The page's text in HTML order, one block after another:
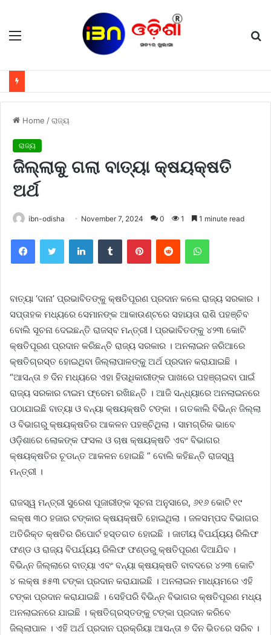
Menu
Home /ରାଜ୍ୟ
ରାଜ୍ୟ
ଜିଲ୍ଲାକୁ ଗଲା ବାତ୍ୟା କ୍ଷୟକ୍ଷତି
ଅର୍ଥ
ibn-odisha November 7, 2024 0 1 1 minute read
FacebookTwitter LinkedInTumblr PinterestReddit WhatsApp
ବାତ୍ୟା ‘ଦାନା’ ପ୍ରଭାବିତଙ୍କୁ କ୍ଷତିପୂରଣ ପ୍ରଦାନ କଲେ ରାଜ୍ୟ ସରକାର ।
ସପ୍ତାହକ ମଧ୍ୟରେ ସେମାନଙ୍କ ଆକାଉଣ୍ଟରେ ସହାୟତା ରାଶି ପହଞ୍ଚିବ
ବୋଲି ସୂଚନା ଦେଇଛନ୍ତି ରାଜସ୍ବ ମନ୍ତ୍ରୀ l ପ୍ରଭାବିତଙ୍କୁ ୪୨୩ କୋଟି
କ୍ଷତିପୂରଣ ପ୍ରଦାନ କରିଛନ୍ତି ରାଜ୍ୟ ସରକାର । ଅନଲାଇନ ଜରିଆରେ
କ୍ଷତିଗ୍ରସ୍ତ ହୋଇଥିବା ଜିଲ୍ଲାପାଳଙ୍କୁ ଅର୍ଥ ପ୍ରଦାନ କରାଯାଇଛି ।
“ଆସନ୍ତା ୭ ଦିନ ମଧ୍ୟରେ ଏହା ହିତାଧିକାରୀଙ୍କ ପାଖରେ ପହଞ୍ଚାଇବା ପାଇଁ
ରାଜ୍ୟ ସରକାର ଟାଇମ ଫ୍ରେମ ରଖିଛନ୍ତି । ଆଜି ସନ୍ଧ୍ୟାରେ ଅନଲାଇନରେ
ପଠାଯାଇଛି ବାତ୍ୟା ଓ ବନ୍ୟା କ୍ଷୟକ୍ଷତି ଟଙ୍କା । ଗତକାଲି ବିଭିନ୍ନ ଜିଲ୍ଲା
ଓ ବିଭାଗରୁ କ୍ଷୟକ୍ଷତିର ଆକଳନ ପହଞ୍ଚିଥିଲା । ସାମଗ୍ରିକ ଭାବେ
ଓଡି଼ଶାରେ ଲୋକଙ୍କ ଫସଲ ଓ ଚାଷ କ୍ଷୟକ୍ଷତି ଏବଂ ବିଭାଗର
କ୍ଷୟକ୍ଷତିର ଚୂଡାନ୍ତ ଆକଳନ ହୋଇଛି ” ବୋଲି କହିଛନ୍ତି ରାଜସ୍ୱ
ମନ୍ତ୍ରୀ ।
ରାଜସ୍ୱ ମନ୍ତ୍ରୀ ସୁରେଶ ପୂଜାରୀଙ୍କ ସୂଚନା ଅନୁସାରେ, ୬୧୬ କୋଟି ୧୯
ଲକ୍ଷ ୩୦ ହଜାର ଟଙ୍କାର କ୍ଷୟକ୍ଷତି ହୋଇଥିଲା । ଜଳସମ୍ପଦ ବିଭାଗର
ଅତିରିକ୍ତ କ୍ଷତିର ରିପୋର୍ଟ ହସ୍ତଗତ ହୋଇଛି । ଜାତୀୟ ବିପର୍ଯ୍ୟୟ ରିଲିଫ
ଫଣ୍ଡ ଓ ରାଜ୍ୟ ବିପର୍ଯ୍ୟୟ ରିଲିଫ ଫଣ୍ଡରୁ କ୍ଷତିପୂରଣ ଦିଆଯିବ ।
ବିଭିନ୍ନ ଜିଲ୍ଲାରେ ବାତ୍ୟା ଏବଂ ବନ୍ୟା କ୍ଷୟକ୍ଷତି ବାବଦରେ ୪୨୩ କୋଟି
୪ ଲକ୍ଷ ୫୫୩ ଟଙ୍କା ପ୍ରଦାନ କରାଯାଇଛି । ଅନଲାଇନ ମାଧ୍ୟମରେ ଏହି
ଟଙ୍କା ପ୍ରଦାନ କରାଯାଇଛି । ସେହିପରି ବିଭିନ୍ନ ବିଭାଗର କ୍ଷତିପୂରଣ ମଧ୍ୟ
ଅନଲାଇନରେ ଯାଇଛି । କ୍ଷତିଗ୍ରସ୍ତଙ୍କୁ ଟଙ୍କା ପ୍ରଦାନ କରିବେ
ଜିଲ୍ଲାପାଳ । ଏହି ଅର୍ଥ ପ୍ରଦାନ ପ୍ରକ୍ରିୟା ଆସନ୍ତା ୭ ଦିନ ଭିତରେ ସରିବ ।